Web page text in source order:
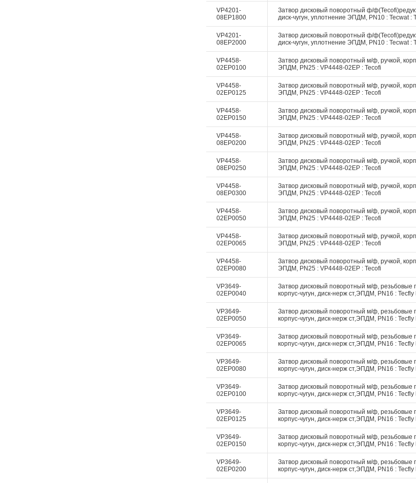
VP4201-
08EP1800
Затвор дисковый поворотный ф/
диск-чугун, уплотнение ЭПДМ, PN10 : Tecwat :
VP4201-
08EP2000
Затвор дисковый поворотный ф/
диск-чугун, уплотнение ЭПДМ, PN10 : Tecwat :
VP4458-
02EP0100
Затвор дисковый поворотный м/ф, ручкой,
ЭПДМ, PN25 : VP4448-02EP : Tecofi
VP4458-
02EP0125
Затвор дисковый поворотный м/ф, ручкой,
ЭПДМ, PN25 : VP4448-02EP : Tecofi
VP4458-
02EP0150
Затвор дисковый поворотный м/ф, ручкой,
ЭПДМ, PN25 : VP4448-02EP : Tecofi
VP4458-
08EP0200
Затвор дисковый поворотный м/ф, ручкой,
ЭПДМ, PN25 : VP4448-02EP : Tecofi
VP4458-
08EP0250
Затвор дисковый поворотный м/ф, ручкой,
ЭПДМ, PN25 : VP4448-02EP : Tecofi
VP4458-
08EP0300
Затвор дисковый поворотный м/ф, ручкой,
ЭПДМ, PN25 : VP4448-02EP : Tecofi
VP4458-
02EP0050
Затвор дисковый поворотный м/ф, ручкой,
ЭПДМ, PN25 : VP4448-02EP : Tecofi
VP4458-
02EP0065
Затвор дисковый поворотный м/ф, ручкой,
ЭПДМ, PN25 : VP4448-02EP : Tecofi
VP4458-
02EP0080
Затвор дисковый поворотный м/ф, ручкой,
ЭПДМ, PN25 : VP4448-02EP : Tecofi
VP3649-
02EP0040
Затвор дисковый поворотный м/ф, резьбовые
корпус-чугун, диск-нерж ст,ЭПДМ, PN16 : Tecfly
VP3649-
02EP0050
Затвор дисковый поворотный м/ф, резьбовые
корпус-чугун, диск-нерж ст,ЭПДМ, PN16 : Tecfly
VP3649-
02EP0065
Затвор дисковый поворотный м/ф, резьбовые
корпус-чугун, диск-нерж ст,ЭПДМ, PN16 : Tecfly
VP3649-
02EP0080
Затвор дисковый поворотный м/ф, резьбовые
корпус-чугун, диск-нерж ст,ЭПДМ, PN16 : Tecfly
VP3649-
02EP0100
Затвор дисковый поворотный м/ф, резьбовые
корпус-чугун, диск-нерж ст,ЭПДМ, PN16 : Tecfly
VP3649-
02EP0125
Затвор дисковый поворотный м/ф, резьбовые
корпус-чугун, диск-нерж ст,ЭПДМ, PN16 : Tecfly
VP3649-
02EP0150
Затвор дисковый поворотный м/ф, резьбовые
корпус-чугун, диск-нерж ст,ЭПДМ, PN16 : Tecfly
VP3649-
02EP0200
Затвор дисковый поворотный м/ф, резьбовые
корпус-чугун, диск-нерж ст,ЭПДМ, PN16 : Tecfly